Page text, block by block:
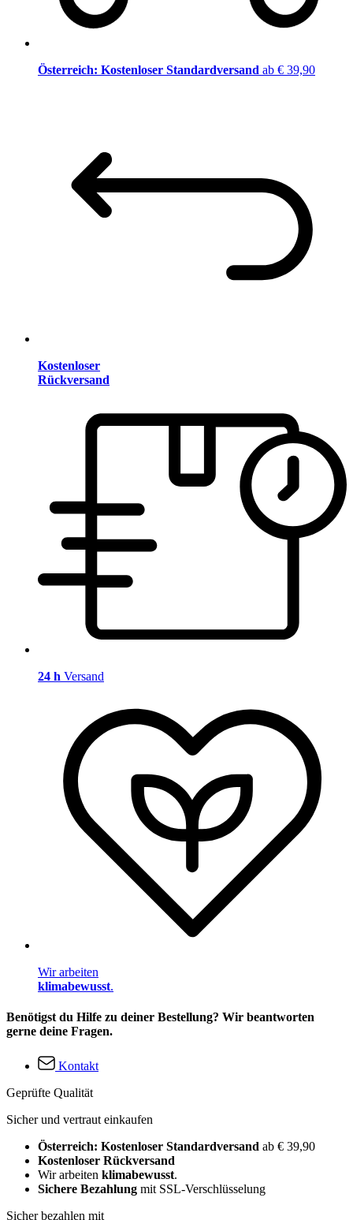
Österreich: Kostenloser Standardversand ab € 39,90
Kostenloser
Rückversand
24 h Versand
Wir arbeiten
klimabewusst.
Benötigst du Hilfe zu deiner Bestellung? Wir beantworten
gerne deine Fragen.
Kontakt
Geprüfte Qualität
Sicher und vertraut einkaufen
Österreich: Kostenloser Standardversand ab € 39,90
Kostenloser Rückversand
Wir arbeiten klimabewusst.
Sichere Bezahlung mit SSL-Verschlüsselung
Sicher bezahlen mit